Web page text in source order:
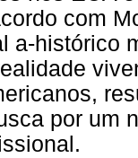
com
a-histórico
por um